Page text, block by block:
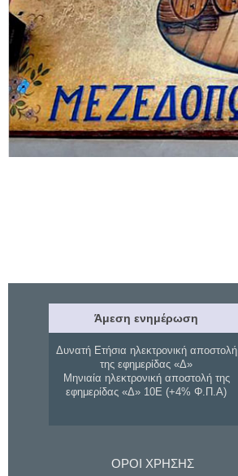
Άμεση ενημέρωση
Δυνατή Ετήσια ηλεκτρονική αποστολή
της εφημερίδας «Δ»
Μηνιαία ηλεκτρονική αποστολή της
εφημερίδας «Δ» 10Ε (+4% Φ.Π.Α)
ΟΡΟΙ ΧΡΗΣΗΣ